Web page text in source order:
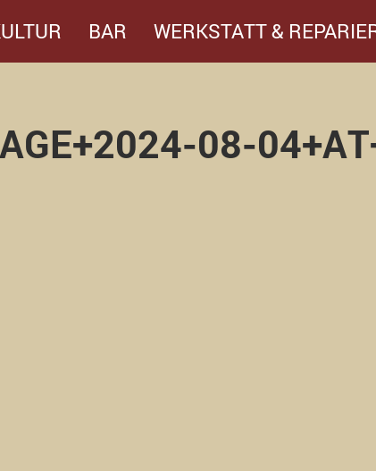
BAR WERKSTATT &
08-